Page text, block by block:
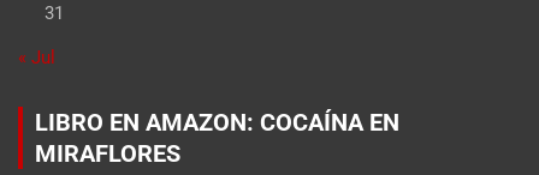
31
« Jul
LIBRO EN AMAZON: COCAÍNA EN
MIRAFLORES